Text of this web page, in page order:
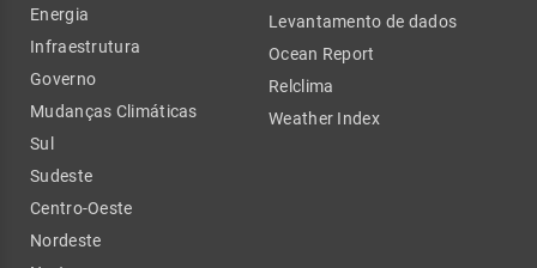
Energia
Infraestrutura
Governo
Mudanças Climáticas
Sul
Sudeste
Centro-Oeste
Nordeste
Levantamento de dados
Ocean Report
Relclima
Weather Index